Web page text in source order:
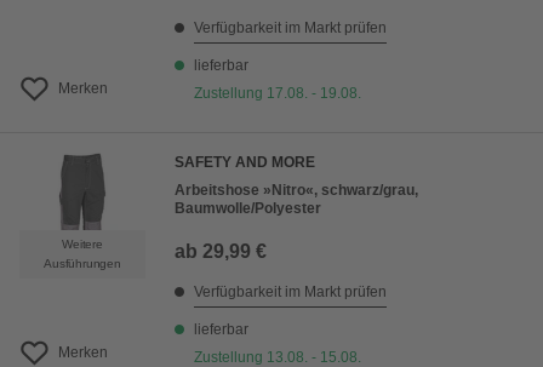
Merken
Verfügbarkeit im Markt prüfen
lieferbar
Zustellung 17.08. - 19.08.
Weitere
Ausführungen
Merken
SAFETY AND MORE
Arbeitshose »Nitro«, schwarz/grau,
Baumwolle/Polyester
ab 29,99 €
Verfügbarkeit im Markt prüfen
lieferbar
Zustellung 13.08. - 15.08.